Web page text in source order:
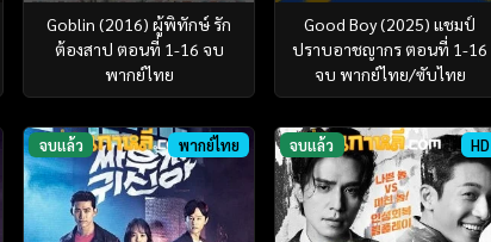
Goblin (2016) ผู้พิทักษ์ รัก
ต้องสาป ตอนที่ 1-16 จบ
พากย์ไทย
Good Boy (2025) แชมป์
ปราบอาชญากร ตอนที่ 1-16
จบ พากย์ไทย/ซับไทย
จบแล้ว พากย์ไทย จบแล้ว HD